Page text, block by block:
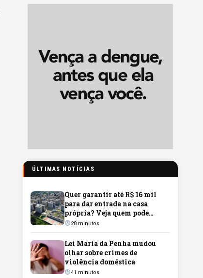
ÚLTIMAS NOTÍCIAS
Quer garantir até R$ 16 mil
para dar entrada na casa
própria? Veja quem pode
participar do programa em
Campo Grande
28 minutos
Lei Maria da Penha mudou
olhar sobre crimes de
violência doméstica
41 minutos